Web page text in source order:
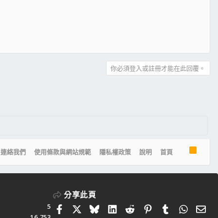
你必須登入或註冊才能在此回覆。
連絡我們 使用條款與網站規範 隱私權政策 說明 首頁
5
分享此頁
FacebookBlueskyLinkedIn
RedditPinterestTumblr 電